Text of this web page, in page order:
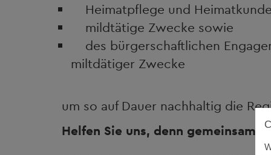
Heimatpflege und Heimatkunde
mildtätige Zwecke sowie
des bürgerschaftlichen
miltdätiger Zwecke
um so auf Dauer nachhaltig die
Helfen Sie uns, denn gemeinsam